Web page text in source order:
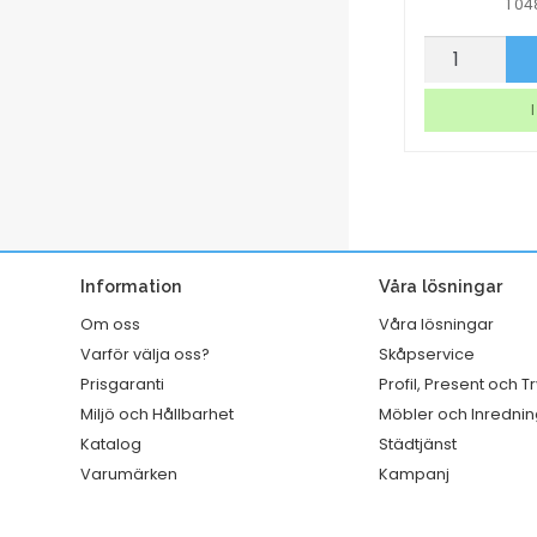
mängd
1
Torkrulle
mängd
Information
Om oss
Varför välja oss?
Prisgaranti
Miljö och Hållbarhet
Katalog
Varumärken
Våra lösningar
Våra lösningar
Skåpservice
Profil, Present och
Möbler och
Städtjänst
Kampanj